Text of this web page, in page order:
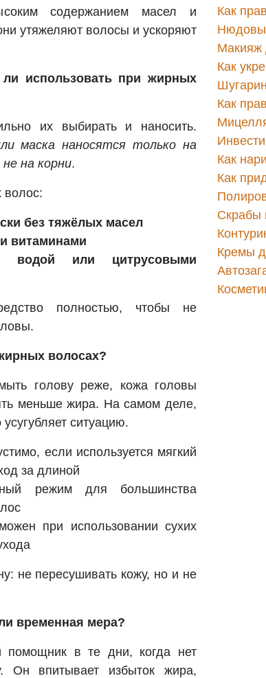
содержанием масел и
утяжеляют волосы и ускоряют
использовать при жирных
их выбирать и наносить.
маска наносятся только на
не на корни.
без тяжёлых масел
витаминами
водой или цитрусовыми
полностью, чтобы не
волосах?
голову реже, кожа головы
меньше жира. На самом деле,
ситуацию.
если используется мягкий
за длиной
режим для большинства
при использовании сухих
не пересушивать кожу, но и не
временная мера?
в те дни, когда нет
Он впитывает избыток жира,
Как
Макияж
Как
Как
Как
Как
Скрабы
Кремы